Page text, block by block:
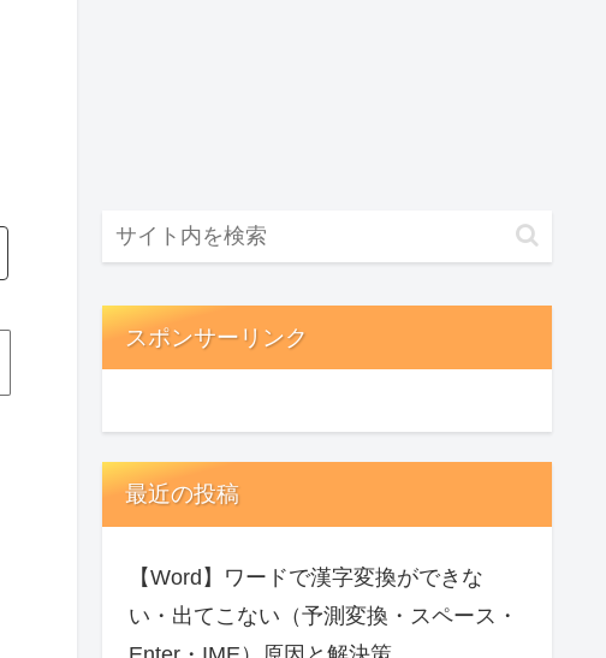
スポンサーリンク
最近の投稿
【Word】ワードで漢字変換ができな
い・出てこない（予測変換・スペース・